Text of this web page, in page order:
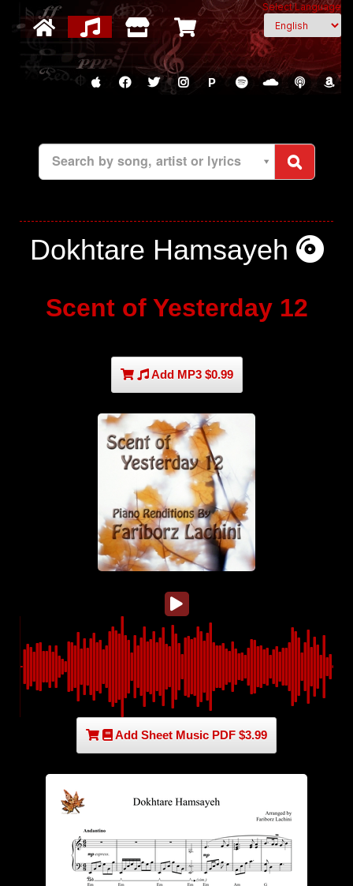
Select Language
P
Search by song, artist or lyrics
Dokhtare Hamsayeh
Scent of Yesterday 12
Add MP3 $0.99
Add Sheet Music PDF $3.99